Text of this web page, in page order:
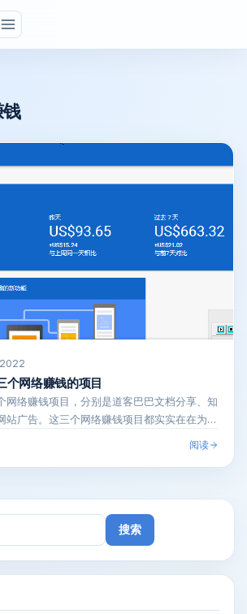
钱
个网络赚钱的项目
网络赚钱项目，分别是道客巴巴文档分享、知
站广告。这三个网络赚钱项目都实实在在为老
阅读